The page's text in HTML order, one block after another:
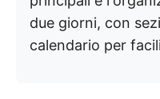
due giorni, con
calendario per